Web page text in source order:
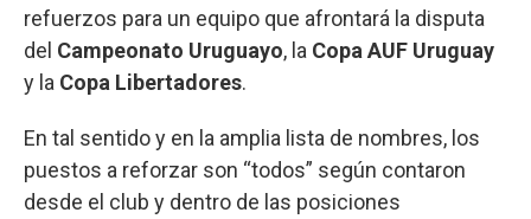
refuerzos para un equipo que afrontará la disputa
del Campeonato Uruguayo, la Copa AUF Uruguay
y la Copa Libertadores.
En tal sentido y en la amplia lista de nombres, los
puestos a reforzar son “todos” según contaron
desde el club y dentro de las posiciones